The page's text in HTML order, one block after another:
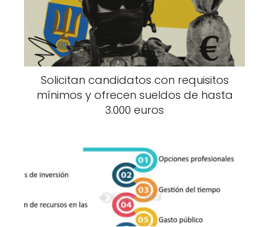
Solicitan candidatos con requisitos
mínimos y ofrecen sueldos de hasta
3.000 euros